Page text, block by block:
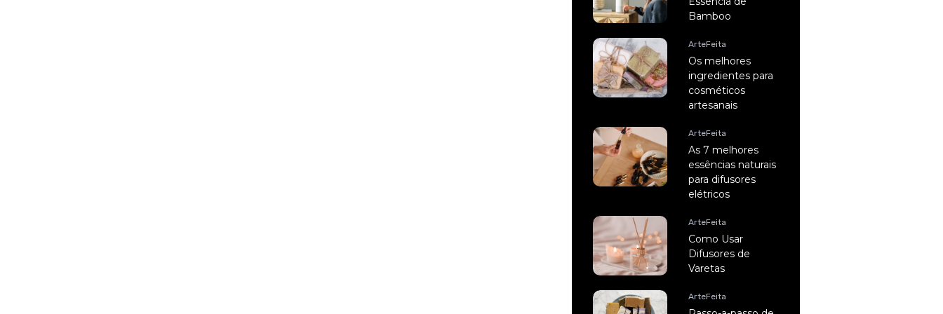
Bamboo
ArteFeita
Os melhores
ingredientes para
cosméticos
artesanais
ArteFeita
As 7 melhores
essências naturais
para difusores
elétricos
ArteFeita
Como Usar
Difusores de
Varetas
ArteFeita